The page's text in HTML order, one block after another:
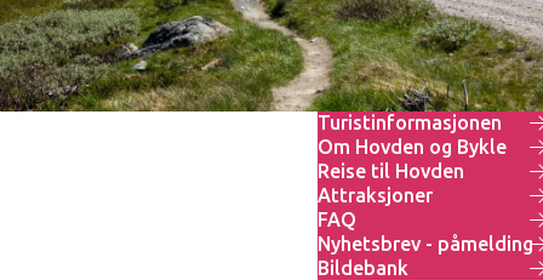
Turistinformasjonen
Om Hovden og Bykle
Reise til Hovden
Attraksjoner
FAQ
Nyhetsbrev - påmelding
Bildebank